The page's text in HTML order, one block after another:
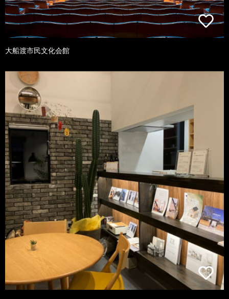
大船渡市民文化会館